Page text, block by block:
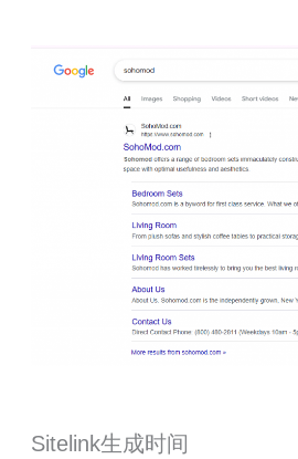
Sitelink生成时间